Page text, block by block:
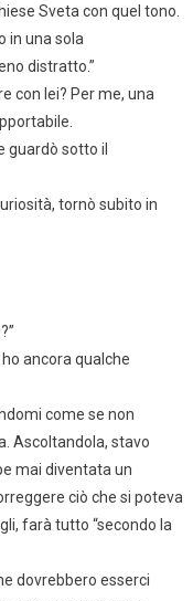
Sveta con quel tono.
in una sola
distratto.”
con lei? Per me, una
guardò sotto il
tornò subito in
ho ancora qualche
come se non
Ascoltandola, stavo
mai diventata un
ciò che si poteva
farà tutto “secondo la
dovrebbero esserci